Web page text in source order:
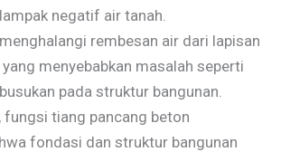
negatif air tanah.
rembesan air dari lapisan
menyebabkan masalah seperti
pada struktur bangunan.
fungsi tiang pancang beton
fondasi dan struktur bangunan